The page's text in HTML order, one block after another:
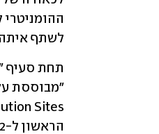
לשתף
הראשון ל-1.2 מיליון תושבים – עם תוכניות להתרחבות בהמשך לעד 2 מיליון".